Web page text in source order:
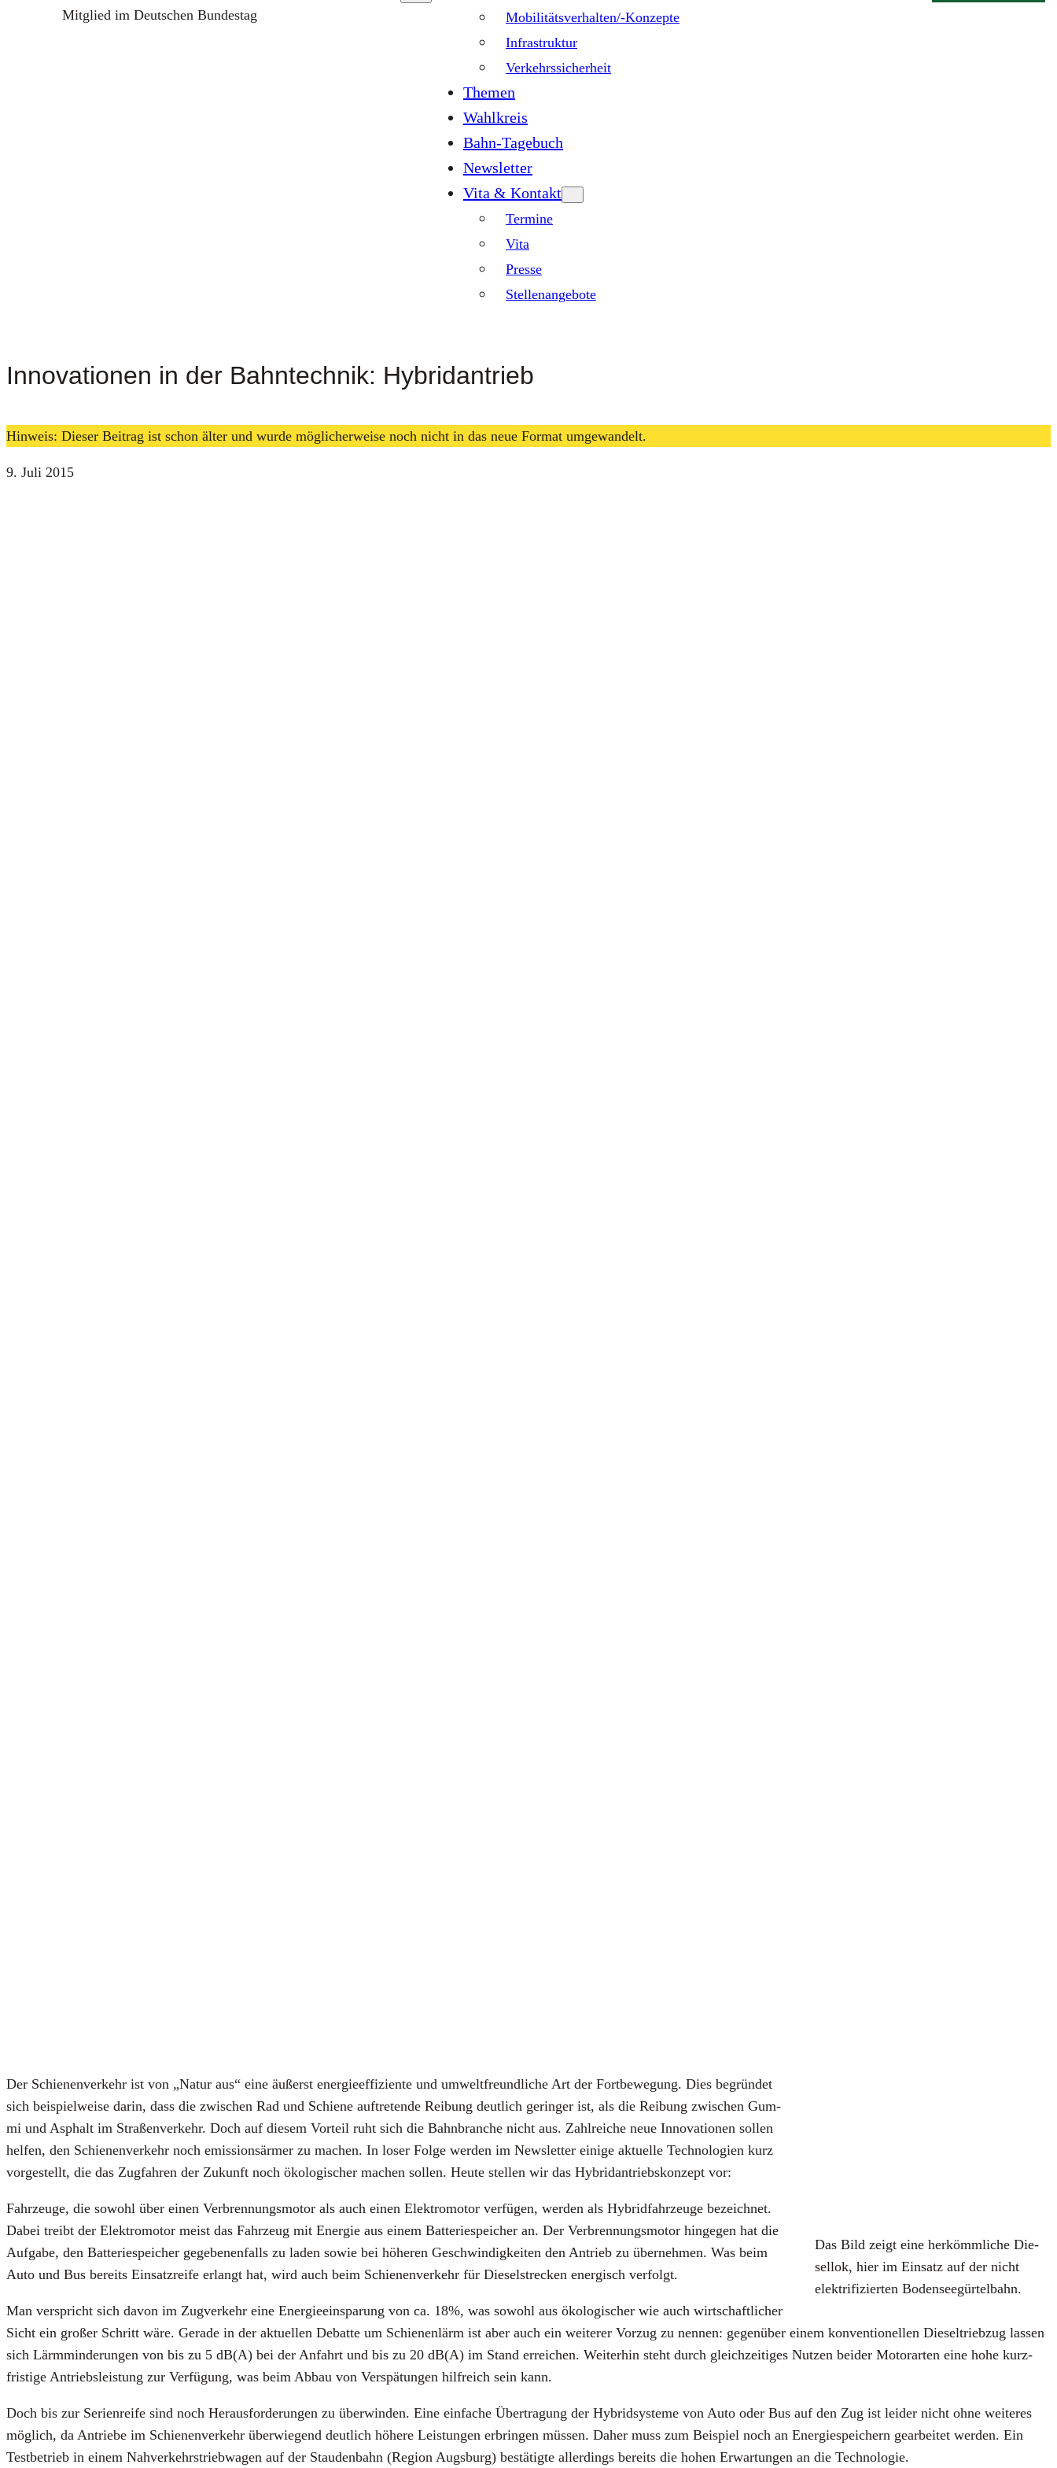
Mitglied im Deutschen Bundestag
Mobilitätsverhalten/-Konzepte
Infrastruktur
Verkehrssicherheit
Themen
Wahlkreis
Bahn-Tagebuch
Newsletter
Vita & Kontakt
Termine
Vita
Presse
Stellenangebote
Innovationen in der Bahntechnik: Hybridantrieb
Hinweis: Dieser Beitrag ist schon älter und wurde möglicherweise noch nicht in das neue Format umgewandelt.
9. Juli 2015
Das Bild zeigt eine her­kömm­li­che Die­
sel­lok, hier im Ein­satz auf der nicht
elek­tri­fi­zier­ten Boden­see­gür­tel­bahn.
Der Schie­nen­ver­kehr ist von „Natur aus“ eine äußerst ener­gie­ef­fi­zi­en­te und umwelt­freund­li­che Art der Fort­be­we­gung. Dies begrün­det
sich bei­spiel­wei­se dar­in, dass die zwi­schen Rad und Schie­ne auf­tre­ten­de Rei­bung deut­lich gerin­ger ist, als die Rei­bung zwi­schen Gum­
mi und Asphalt im Stra­ßen­ver­kehr. Doch auf die­sem Vor­teil ruht sich die Bahn­bran­che nicht aus. Zahl­rei­che neue Inno­va­tio­nen sol­len
hel­fen, den Schie­nen­ver­kehr noch emis­si­ons­är­mer zu machen. In loser Fol­ge wer­den im News­let­ter eini­ge aktu­el­le Tech­no­lo­gien kurz
vor­ge­stellt, die das Zug­fah­ren der Zukunft noch öko­lo­gi­scher machen sol­len. Heu­te stel­len wir das Hybrid­an­triebs­kon­zept vor:
Fahr­zeu­ge, die sowohl über einen Ver­bren­nungs­mo­tor als auch einen Elek­tro­mo­tor ver­fü­gen, wer­den als Hybrid­fahr­zeu­ge bezeich­net.
Dabei treibt der Elek­tro­mo­tor meist das Fahr­zeug mit Ener­gie aus einem Bat­te­rie­spei­cher an. Der Ver­bren­nungs­mo­tor hin­ge­gen hat die
Auf­ga­be, den Bat­te­rie­spei­cher gege­be­nen­falls zu laden sowie bei höhe­ren Geschwin­dig­kei­ten den Antrieb zu über­neh­men. Was beim
Auto und Bus bereits Ein­satz­rei­fe erlangt hat, wird auch beim Schie­nen­ver­kehr für Die­sel­stre­cken ener­gisch ver­folgt.
Man ver­spricht sich davon im Zug­ver­kehr eine Ener­gie­ein­spa­rung von ca. 18%, was sowohl aus öko­lo­gi­scher wie auch wirt­schaft­li­cher
Sicht ein gro­ßer Schritt wäre. Gera­de in der aktu­el­len Debat­te um Schie­nen­lärm ist aber auch ein wei­te­rer Vor­zug zu nen­nen: gegen­über einem kon­ven­tio­nel­len Die­sel­trieb­zug las­sen
sich Lärm­min­de­run­gen von bis zu 5 dB(A) bei der Anfahrt und bis zu 20 dB(A) im Stand errei­chen. Wei­ter­hin steht durch gleich­zei­ti­ges Nut­zen bei­der Motor­ar­ten eine hohe kurz­
fris­ti­ge Antriebs­leis­tung zur Ver­fü­gung, was beim Abbau von Ver­spä­tun­gen hilf­reich sein kann.
Doch bis zur Seri­en­rei­fe sind noch Her­aus­for­de­run­gen zu über­win­den. Eine ein­fa­che Über­tra­gung der Hybrid­sys­te­me von Auto oder Bus auf den Zug ist lei­der nicht ohne wei­te­res
mög­lich, da Antrie­be im Schie­nen­ver­kehr über­wie­gend deut­lich höhe­re Leis­tun­gen erbrin­gen müs­sen. Daher muss zum Bei­spiel noch an Ener­gie­spei­chern gear­bei­tet wer­den. Ein
Test­be­trieb in einem Nah­ver­kehrs­trieb­wa­gen auf der Stau­den­bahn (Regi­on Augs­burg) bestä­tig­te aller­dings bereits die hohen Erwar­tun­gen an die Tech­no­lo­gie.